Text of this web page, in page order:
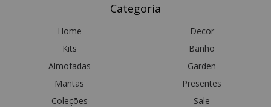
Categoria
Home
Kits
Almofadas
Mantas
Coleções
Decor
Banho
Garden
Presentes
Sale